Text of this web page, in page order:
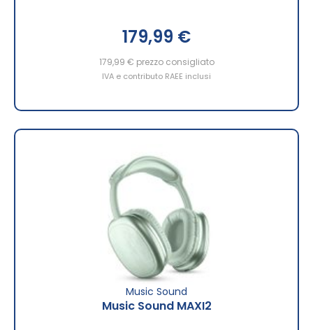
179,99 €
179,99 € prezzo consigliato
IVA e contributo RAEE inclusi
Music Sound
Music Sound MAXI2